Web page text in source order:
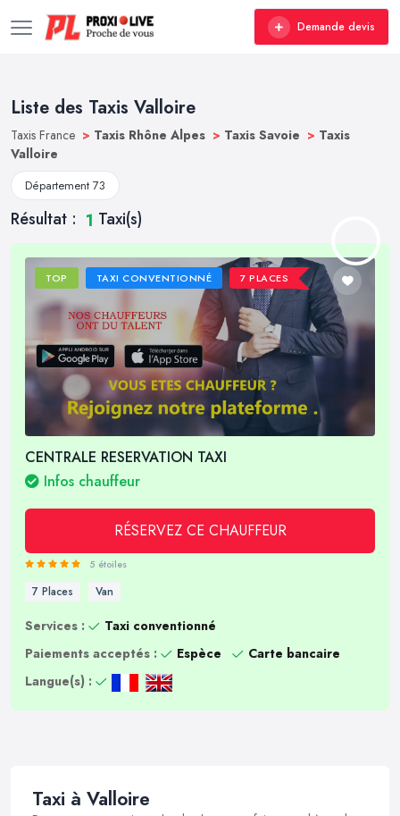
Demande devis
Liste des Taxis Valloire
Taxis France > Taxis Rhône Alpes > Taxis Savoie > Taxis
Valloire
Département 73
Résultat : 1 Taxi(s)
TOP TAXI CONVENTIONNÉ 7 PLACES
CENTRALE RESERVATION TAXI
Infos chauffeur
RÉSERVEZ CE CHAUFFEUR
5 étoiles
7 Places Van
Services :
Taxi conventionné
Paiements acceptés :
Espèce
Carte bancaire
Langue(s) :
Taxi à Valloire